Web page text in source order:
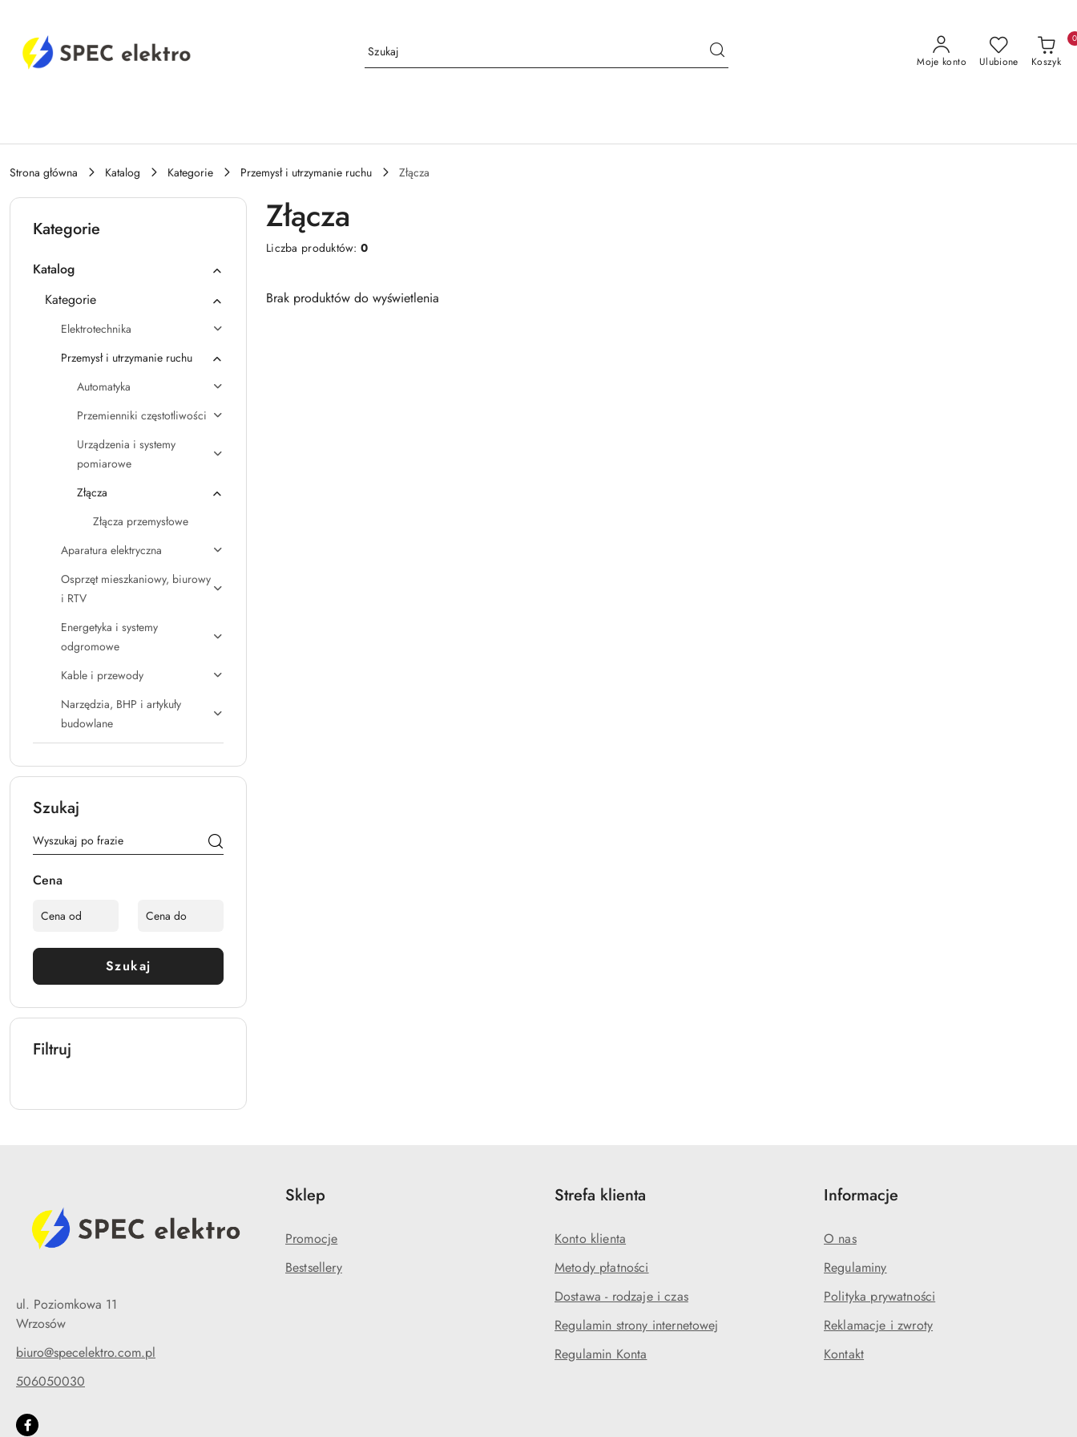
Moje konto Ulubione Koszyk
0
Strona główna Katalog Kategorie Przemysł i utrzymanie ruchu Złącza
Kategorie
Katalog
Kategorie
Elektrotechnika
Przemysł i utrzymanie ruchu
Automatyka
Przemienniki częstotliwości
Urządzenia i systemy
pomiarowe
Złącza
Złącza przemysłowe
Aparatura elektryczna
Osprzęt mieszkaniowy, biurowy
i RTV
Energetyka i systemy
odgromowe
Kable i przewody
Narzędzia, BHP i artykuły
budowlane
Szukaj
Cena
Szukaj
Filtruj
Złącza
Liczba produktów:0
Brak produktów do wyświetlenia
ul. Poziomkowa 11
Wrzosów
biuro@specelektro.com.pl
506050030
Sklep
Promocje
Bestsellery
Strefa klienta
Konto klienta
Metody płatności
Dostawa - rodzaje i czas
Regulamin strony internetowej
Regulamin Konta
Informacje
O nas
Regulaminy
Polityka prywatności
Reklamacje i zwroty
Kontakt